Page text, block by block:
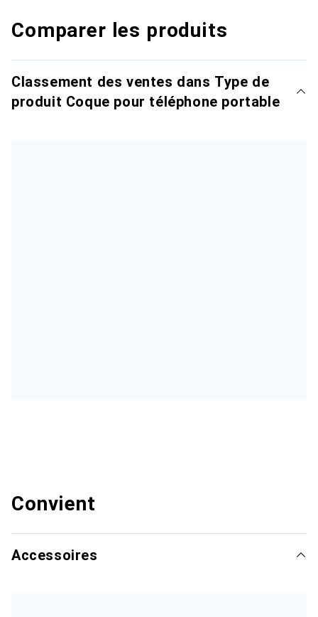
Comparer les produits
Classement des ventes dans Type de
produit Coque pour téléphone portable
Convient
Accessoires